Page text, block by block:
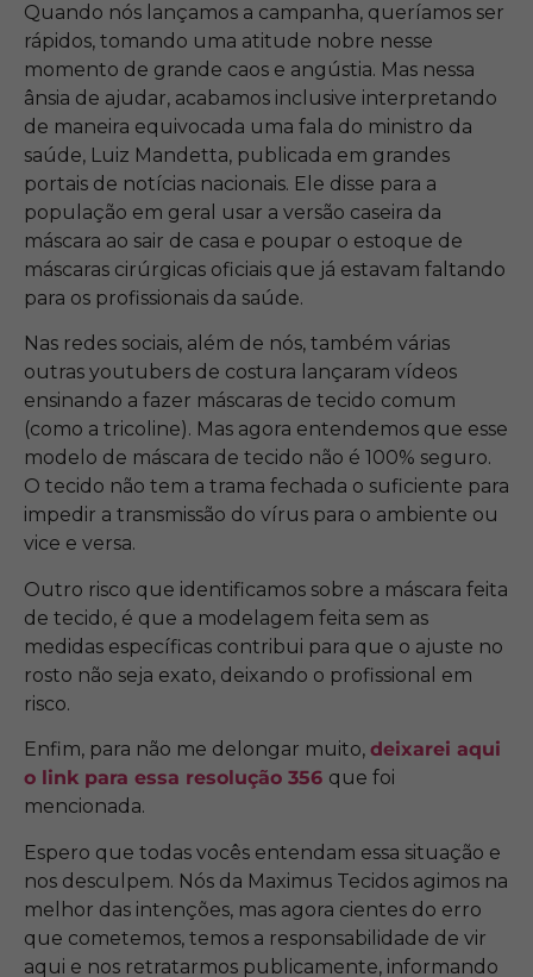
Quando nós lançamos a campanha, queríamos ser
rápidos, tomando uma atitude nobre nesse
momento de grande caos e angústia. Mas nessa
ânsia de ajudar, acabamos inclusive interpretando
de maneira equivocada uma fala do ministro da
saúde, Luiz Mandetta, publicada em grandes
portais de notícias nacionais. Ele disse para a
população em geral usar a versão caseira da
máscara ao sair de casa e poupar o estoque de
máscaras cirúrgicas oficiais que já estavam faltando
para os profissionais da saúde.
Nas redes sociais, além de nós, também várias
outras youtubers de costura lançaram vídeos
ensinando a fazer máscaras de tecido comum
(como a tricoline). Mas agora entendemos que esse
modelo de máscara de tecido não é 100% seguro.
O tecido não tem a trama fechada o suficiente para
impedir a transmissão do vírus para o ambiente ou
vice e versa.
Outro risco que identificamos sobre a máscara feita
de tecido, é que a modelagem feita sem as
medidas específicas contribui para que o ajuste no
rosto não seja exato, deixando o profissional em
risco.
Enfim, para não me delongar muito, deixarei aqui
o link para essa resolução 356 que foi
mencionada.
Espero que todas vocês entendam essa situação e
nos desculpem. Nós da Maximus Tecidos agimos na
melhor das intenções, mas agora cientes do erro
que cometemos, temos a responsabilidade de vir
aqui e nos retratarmos publicamente, informando